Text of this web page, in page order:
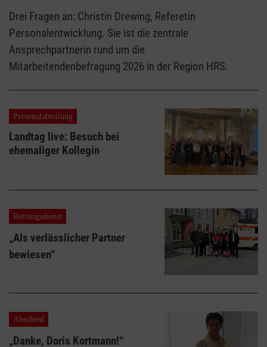
Drei Fragen an: Christin Drewing, Referetin
Personalentwicklung. Sie ist die zentrale
Ansprechpartnerin rund um die
Mitarbeitendenbefragung 2026 in der Region HRS.
Personalabteilung
Landtag live: Besuch bei
ehemaliger Kollegin
Rettungsdienst
„Als verlässlicher Partner
bewiesen“
Abschied
„Danke, Doris Kortmann!“